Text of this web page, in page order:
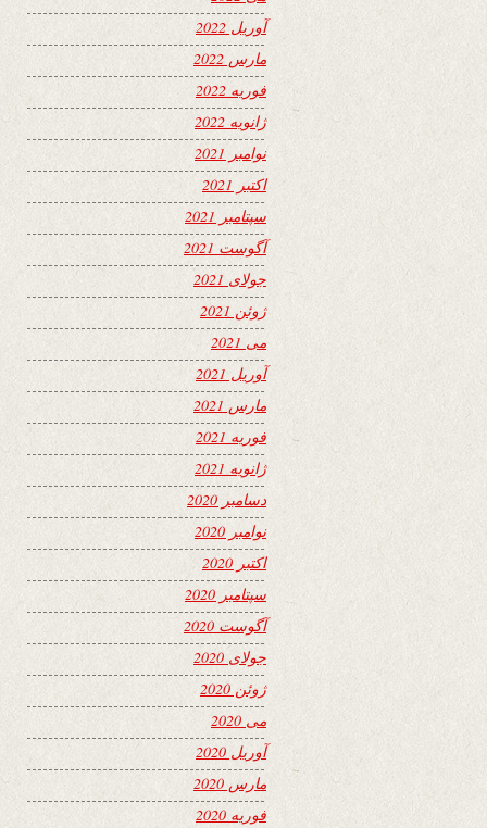
آوریل 2022
مارس 2022
فوریه 2022
ژانویه 2022
نوامبر 2021
اکتبر 2021
سپتامبر 2021
آگوست 2021
جولای 2021
ژوئن 2021
می 2021
آوریل 2021
مارس 2021
فوریه 2021
ژانویه 2021
دسامبر 2020
نوامبر 2020
اکتبر 2020
سپتامبر 2020
آگوست 2020
جولای 2020
ژوئن 2020
می 2020
آوریل 2020
مارس 2020
فوریه 2020